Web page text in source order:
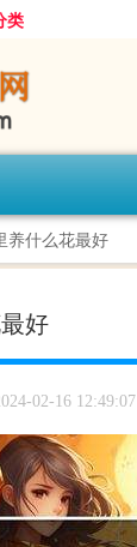
类
养什么花最好
好
02-16 12:49:07